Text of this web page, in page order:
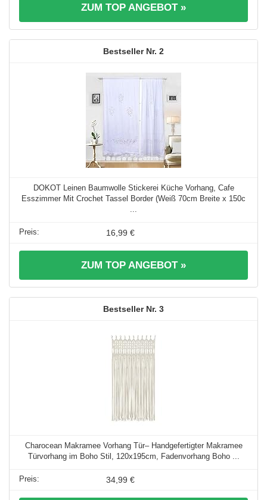
ZUM TOP ANGEBOT »
2
DOKOT Leinen Baumwolle Stickerei Küche Vorhang, Cafe
Esszimmer Mit Crochet Tassel Border (Weiß 70cm Breite x 150c
16,99 €
ZUM TOP ANGEBOT »
3
Charocean Makramee Vorhang Tür– Handgefertigter Makramee
Türvorhang im Boho Stil, 120x195cm, Fadenvorhang Boho ...
34,99 €